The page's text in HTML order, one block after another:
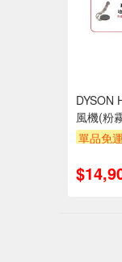
DYSON
風機(粉
單品免